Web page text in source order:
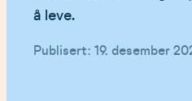
å leve.
Publisert: 19. desember